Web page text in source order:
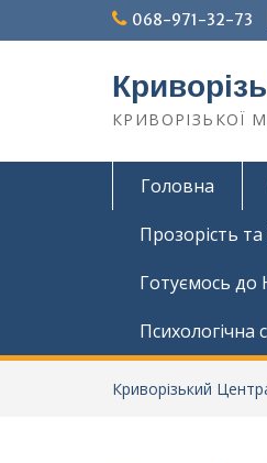
068-971-32-73
КРИВОРІЗЬКОЇ
Головна
Прозорість та
Готуємось
Криворізький